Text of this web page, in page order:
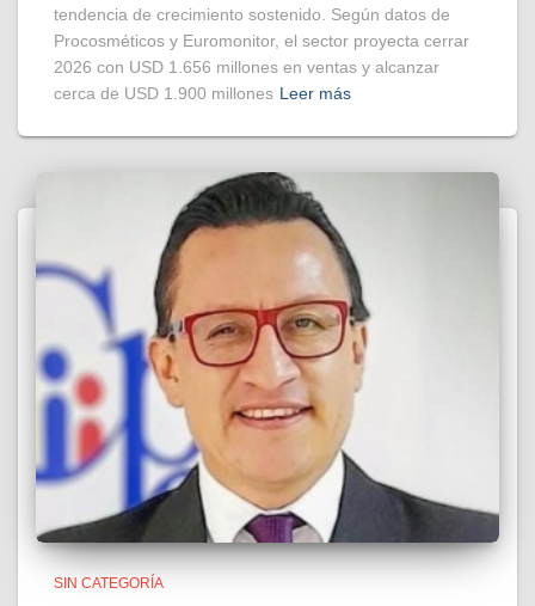
tendencia de crecimiento sostenido. Según datos de
Procosméticos y Euromonitor, el sector proyecta cerrar
2026 con USD 1.656 millones en ventas y alcanzar
cerca de USD 1.900 millones Leer más
SIN CATEGORÍA